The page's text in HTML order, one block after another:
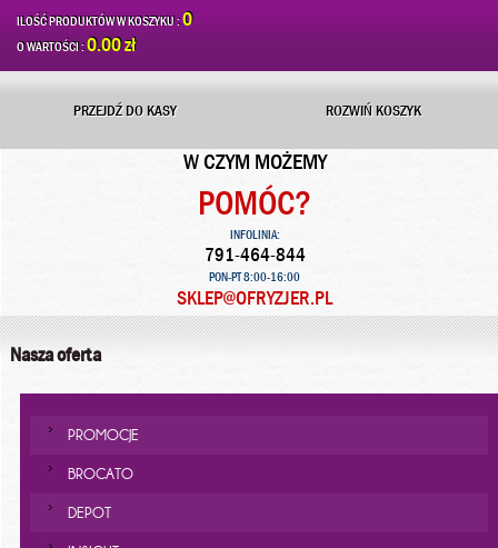
ILOŚĆ PRODUKTÓW W KOSZYKU :0
O WARTOŚCI :0.00 zł
PRZEJDŹ DO KASY ROZWIŃ KOSZYK
W CZYM MOŻEMY
POMÓC?
INFOLINIA:
791-464-844
PON-PT 8:00-16:00
SKLEP@OFRYZJER.PL
Nasza oferta
PROMOCJE
BROCATO
DEPOT